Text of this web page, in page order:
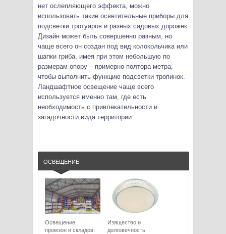
нет ослепляющего эффекта, можно
использовать такие осветительные приборы для
подсветки тротуаров и разных садовых дорожек.
Дизайн может быть совершенно разным, но
чаще всего он создан под вид колокольчика или
шапки гриба, имея при этом небольшую по
размерам опору – примерно полтора метра,
чтобы выполнить функцию подсветки тропинок.
Ландшафтное освещение чаще всего
используется именно там, где есть
необходимость с привлекательности и
загадочности вида территории.
ОСВЕЩЕНИЕ
Освещение
промзон и складов:
Изящество и
долговечность